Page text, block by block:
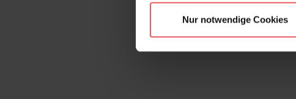
Nur notwendige Cookies